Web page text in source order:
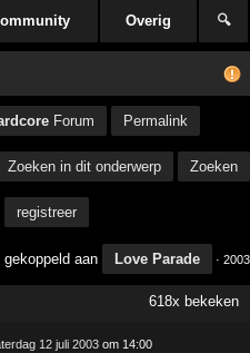
Overig 🔍
Forum Permalink
Zoeken in dit onderwerp Zoeken
registreer
gekoppeld aan Love Parade · 2003
618x bekeken
12 juli 2003 om 14:00